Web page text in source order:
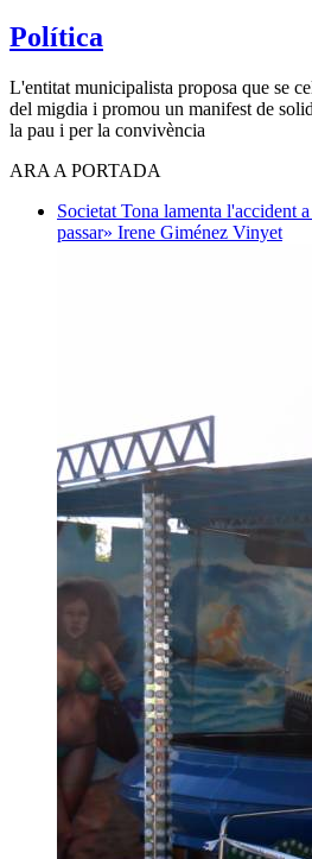
Política
L'entitat municipalista proposa que se
del migdia i promou un manifest de
la pau i per la convivència
ARA A PORTADA
Societat Tona lamenta l'accident
passar» Irene Giménez Vinyet